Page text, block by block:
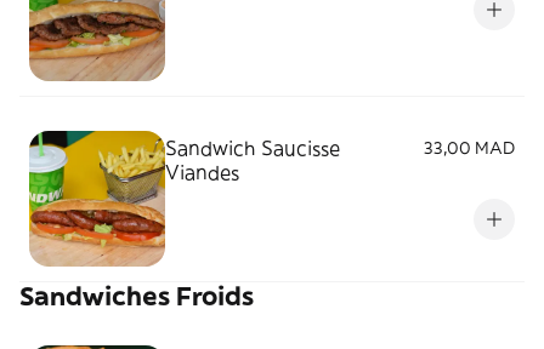
Sandwich Saucisse
Viandes
33,00 MAD
Sandwiches Froids